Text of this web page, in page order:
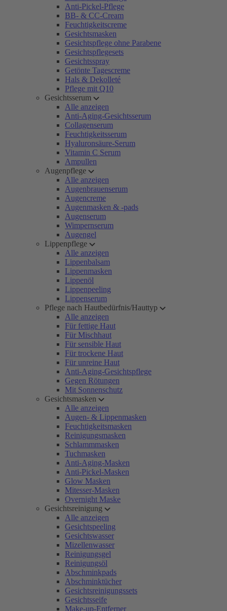
Anti-Pickel-Pflege
BB- & CC-Cream
Feuchtigkeitscreme
Gesichtsmasken
Gesichtspflege ohne Parabene
Gesichtspflegesets
Gesichtsspray
Getönte Tagescreme
Hals & Dekolleté
Pflege mit Q10
Gesichtsserum
Alle anzeigen
Anti-Aging-Gesichtsserum
Collagenserum
Feuchtigkeitsserum
Hyaluronsäure-Serum
Vitamin C Serum
Ampullen
Augenpflege
Alle anzeigen
Augenbrauenserum
Augencreme
Augenmasken & -pads
Augenserum
Wimpernserum
Augengel
Lippenpflege
Alle anzeigen
Lippenbalsam
Lippenmasken
Lippenöl
Lippenpeeling
Lippenserum
Pflege nach Hautbedürfnis/Hauttyp
Alle anzeigen
Für fettige Haut
Für Mischhaut
Für sensible Haut
Für trockene Haut
Für unreine Haut
Anti-Aging-Gesichtspflege
Gegen Rötungen
Mit Sonnenschutz
Gesichtsmasken
Alle anzeigen
Augen- & Lippenmasken
Feuchtigkeitsmasken
Reinigungsmasken
Schlammmasken
Tuchmasken
Anti-Aging-Masken
Anti-Pickel-Masken
Glow Masken
Mitesser-Masken
Overnight Maske
Gesichtsreinigung
Alle anzeigen
Gesichtspeeling
Gesichtswasser
Mizellenwasser
Reinigungsgel
Reinigungsöl
Abschminkpads
Abschminktücher
Gesichtsreinigungssets
Gesichtsseife
Make-up-Entferner